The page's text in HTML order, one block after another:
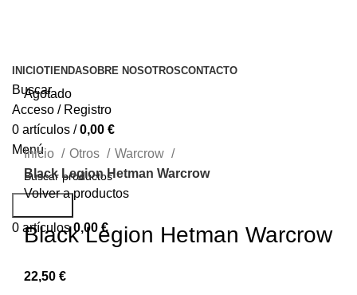
INICIOTIENDASOBRE NOSOTROSCONTACTO
Buscar
Acceso / Registro
0 artículos / 0,00 €
Menú
0 artículos 0,00 €
Agotado
Inicio Otros
Warcrow
Black Legion Hetman Warcrow
Volver a productos
Black Legion Hetman Warcrow
22,50 €